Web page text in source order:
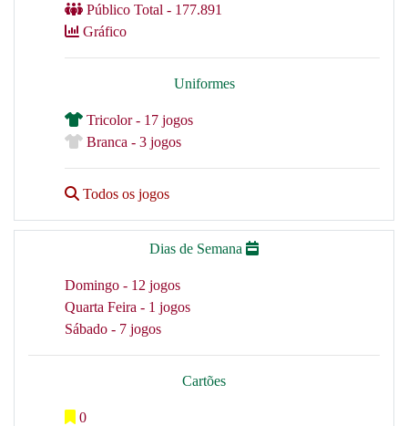
Público Total - 177.891
Gráfico
Uniformes
Tricolor - 17 jogos
Branca - 3 jogos
Todos os jogos
Dias de Semana
Domingo - 12 jogos
Quarta Feira - 1 jogos
Sábado - 7 jogos
Cartões
0